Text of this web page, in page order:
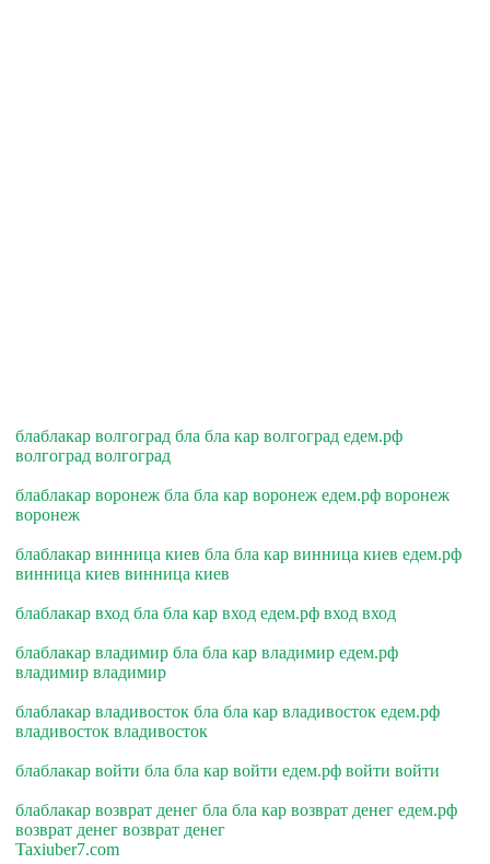
блаблакар волгоград бла бла кар волгоград едем.рф
волгоград волгоград
блаблакар воронеж бла бла кар воронеж едем.рф воронеж
воронеж
блаблакар винница киев бла бла кар винница киев едем.рф
винница киев винница киев
блаблакар вход бла бла кар вход едем.рф вход вход
блаблакар владимир бла бла кар владимир едем.рф
владимир владимир
блаблакар владивосток бла бла кар владивосток едем.рф
владивосток владивосток
блаблакар войти бла бла кар войти едем.рф войти войти
блаблакар возврат денег бла бла кар возврат денег едем.рф
возврат денег возврат денег
Taxiuber7.com